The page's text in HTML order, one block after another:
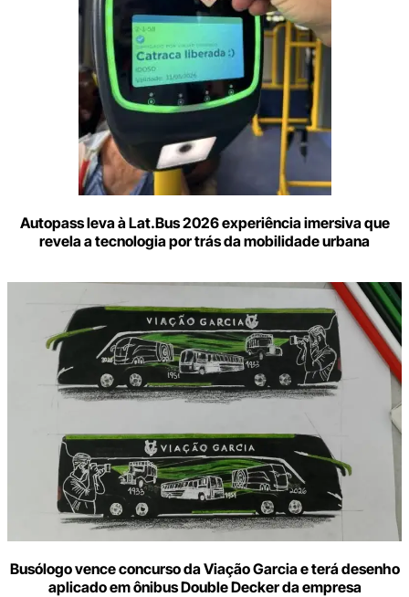
Autopass leva à Lat.Bus 2026 experiência imersiva que
revela a tecnologia por trás da mobilidade urbana
Busólogo vence concurso da Viação Garcia e terá desenho
aplicado em ônibus Double Decker da empresa